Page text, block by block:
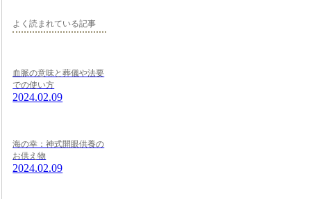
よく読まれている記事
血脈の意味と葬儀や法要
での使い方
2024.02.09
海の幸：神式開眼供養の
お供え物
2024.02.09